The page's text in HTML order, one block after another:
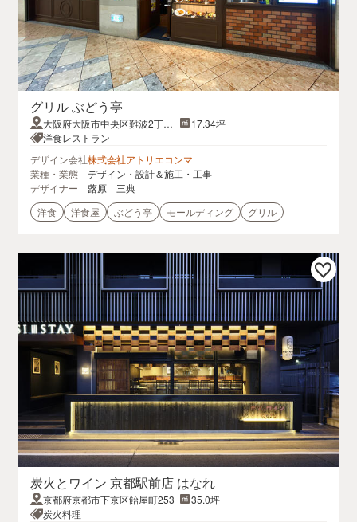
グリル ぶどう亭
大阪府大阪市中央区難波2丁目
なんばウォーク1-4
17.34坪
洋食レストラン
デザイン会社株式会社アトリエコンマ
業種・業態
デザイン・設計＆施工・工事
デザイナー
蕗原 三典
洋食
洋食屋 ぶどう亭 モールディング グリル
炭火とワイン 京都駅前店 はなれ
京都府京都市下京区飴屋町253
35.0坪
炭火料理